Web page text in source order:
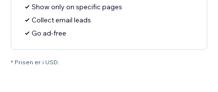
Show only on specific pages
Collect email leads
Go ad-free
* Prisen er i USD.